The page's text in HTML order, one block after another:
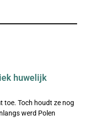
huwelijk
toe. Toch houdt ze nog
werd Polen